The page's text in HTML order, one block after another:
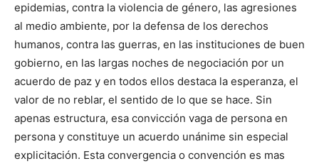
epidemias, contra la violencia de género, las agresiones
al medio ambiente, por la defensa de los derechos
humanos, contra las guerras, en las instituciones de buen
gobierno, en las largas noches de negociación por un
acuerdo de paz y en todos ellos destaca la esperanza, el
valor de no reblar, el sentido de lo que se hace. Sin
apenas estructura, esa convicción vaga de persona en
persona y constituye un acuerdo unánime sin especial
explicitación. Esta convergencia o convención es mas